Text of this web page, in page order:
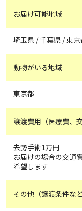
お届け可能地域
埼玉県 / 千葉県 / 東
動物がいる地域
東京都
譲渡費用（医療費、
去勢手術1万円
お届けの場合の交通
希望します
その他（譲渡条件など